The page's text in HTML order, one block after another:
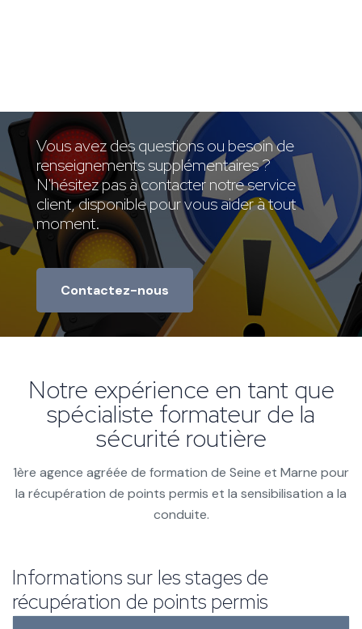
Vous avez des questions ou besoin de
renseignements supplémentaires ?
N'hésitez pas à contacter notre service
client, disponible pour vous aider à tout
moment.
Contactez-nous
Notre expérience en tant que
spécialiste formateur de la
sécurité routière
1ère agence agréée de formation de Seine et Marne pour
la récupération de points permis et la sensibilisation a la
conduite.
Informations sur les stages de
récupération de points permis